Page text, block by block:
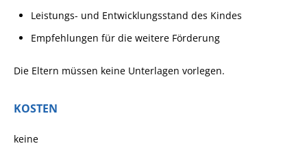
Leistungs- und Entwicklungsstand des Kindes
Empfehlungen für die weitere Förderung
Die Eltern müssen keine Unterlagen vorlegen.
KOSTEN
keine